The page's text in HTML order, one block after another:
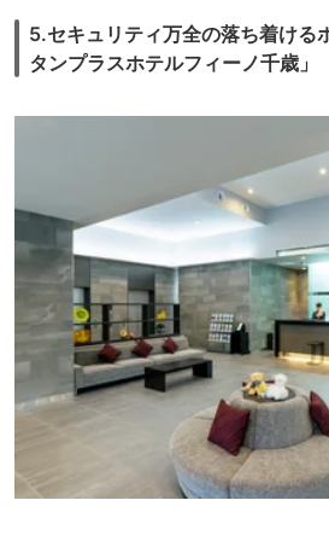
5.セキュリティ万全の落ち着ける
タンプラスホテルフィーノ千歳」